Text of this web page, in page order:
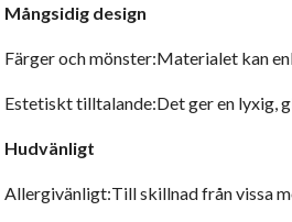
Mångsidig design
Färger och mönster:Materialet kan
Estetiskt tilltalande:Det ger en lyxig,
Hudvänligt
Allergivänligt:Till skillnad från vissa